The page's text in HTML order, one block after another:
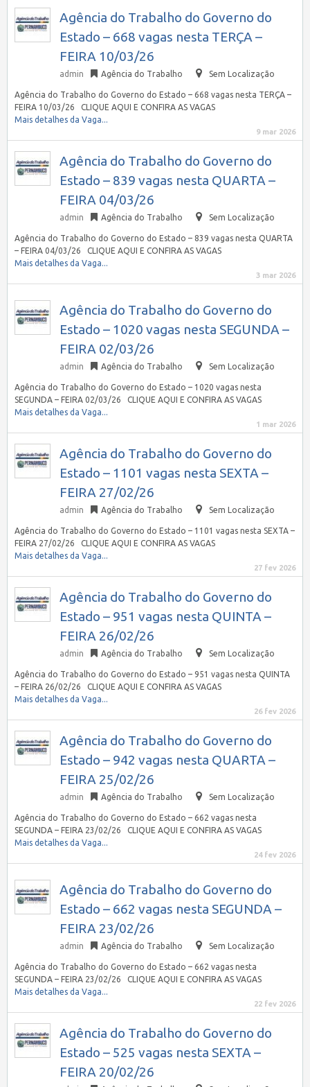
Agência do Trabalho do Governo do
Estado – 668 vagas nesta TERÇA –
FEIRA 10/03/26
admin Agência do Trabalho Sem Localização
Agência do Trabalho do Governo do Estado – 668 vagas nesta TERÇA –
FEIRA 10/03/26 CLIQUE AQUI E CONFIRA AS VAGAS
Mais detalhes da Vaga...
9 mar 2026
Agência do Trabalho do Governo do
Estado – 839 vagas nesta QUARTA –
FEIRA 04/03/26
admin Agência do Trabalho Sem Localização
Agência do Trabalho do Governo do Estado – 839 vagas nesta QUARTA
– FEIRA 04/03/26 CLIQUE AQUI E CONFIRA AS VAGAS
Mais detalhes da Vaga...
3 mar 2026
Agência do Trabalho do Governo do
Estado – 1020 vagas nesta SEGUNDA –
FEIRA 02/03/26
admin Agência do Trabalho Sem Localização
Agência do Trabalho do Governo do Estado – 1020 vagas nesta
SEGUNDA – FEIRA 02/03/26 CLIQUE AQUI E CONFIRA AS VAGAS
Mais detalhes da Vaga...
1 mar 2026
Agência do Trabalho do Governo do
Estado – 1101 vagas nesta SEXTA –
FEIRA 27/02/26
admin Agência do Trabalho Sem Localização
Agência do Trabalho do Governo do Estado – 1101 vagas nesta SEXTA –
FEIRA 27/02/26 CLIQUE AQUI E CONFIRA AS VAGAS
Mais detalhes da Vaga...
27 fev 2026
Agência do Trabalho do Governo do
Estado – 951 vagas nesta QUINTA –
FEIRA 26/02/26
admin Agência do Trabalho Sem Localização
Agência do Trabalho do Governo do Estado – 951 vagas nesta QUINTA
– FEIRA 26/02/26 CLIQUE AQUI E CONFIRA AS VAGAS
Mais detalhes da Vaga...
26 fev 2026
Agência do Trabalho do Governo do
Estado – 942 vagas nesta QUARTA –
FEIRA 25/02/26
admin Agência do Trabalho Sem Localização
Agência do Trabalho do Governo do Estado – 662 vagas nesta
SEGUNDA – FEIRA 23/02/26 CLIQUE AQUI E CONFIRA AS VAGAS
Mais detalhes da Vaga...
24 fev 2026
Agência do Trabalho do Governo do
Estado – 662 vagas nesta SEGUNDA –
FEIRA 23/02/26
admin Agência do Trabalho Sem Localização
Agência do Trabalho do Governo do Estado – 662 vagas nesta
SEGUNDA – FEIRA 23/02/26 CLIQUE AQUI E CONFIRA AS VAGAS
Mais detalhes da Vaga...
22 fev 2026
Agência do Trabalho do Governo do
Estado – 525 vagas nesta SEXTA –
FEIRA 20/02/26